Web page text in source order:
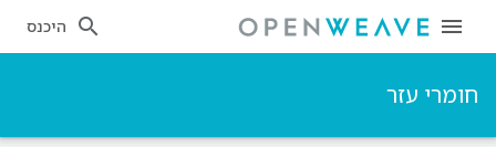
היכנס
חומרי עזר